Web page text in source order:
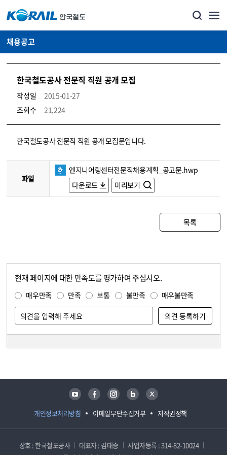
채용공고
한국철도공사 전문직 직원 공개 모집
작성일
2015-01-27
조회수
21,224
코레일소개_경영공시_채용공고 상세보기 – 내용, 파일, 담당자 연락처로 구성
한국철도공사 전문직 직원 공개 모집문입니다.
파일
엔지니어링센터전문직채용계획_공고문.hwp
다운로드
미리보기
목록
현재 페이지에 대한 만족도를 평가하여 주십시오.
매우만족 만족 보통 불만족 매우불만족
개인정보처리방침 이메일무단수집거부 저작권정책
유튜브 페이스북 인스타그램 블로그 트위터
상호 : 한국철도공사 대표자 : 김태승
사업자등록 : 314-82-10024